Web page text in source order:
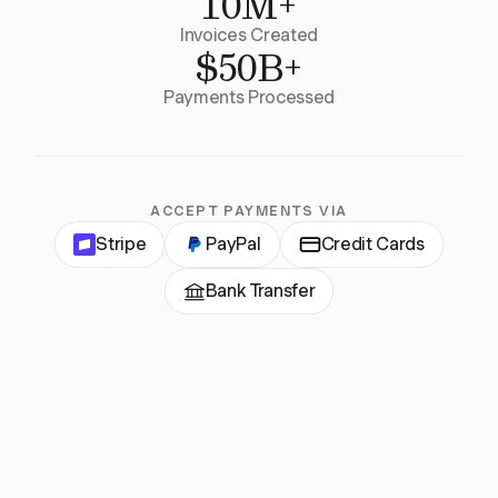
Invoices Created
$50B+
Payments Processed
ACCEPT PAYMENTS VIA
Stripe PayPal Credit Cards
Bank Transfer